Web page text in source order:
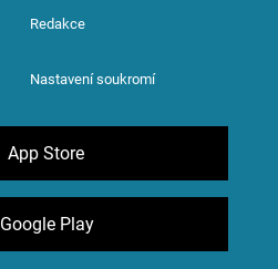
Redakce
Nastavení soukromí
App Store
Google Play